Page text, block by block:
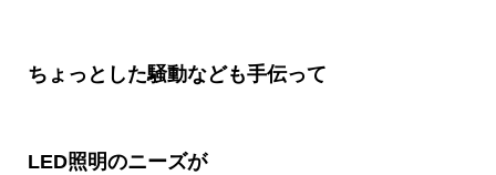
ちょっとした騒動なども手伝って
LED照明のニーズが